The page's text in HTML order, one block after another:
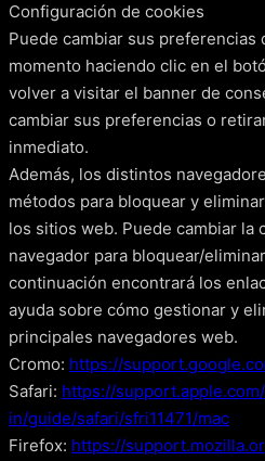
Configuración de cookies
Puede cambiar sus preferencias
momento haciendo clic en el
volver a visitar el banner de
cambiar sus preferencias o
inmediato.
Además, los distintos
métodos para bloquear y
los sitios web. Puede cambiar la
navegador para bloquear/
continuación encontrará los
ayuda sobre cómo gestionar y
principales navegadores web.
Cromo: https://
Safari: https://
in/guide/safari/sfri11471/mac
Firefox: https://